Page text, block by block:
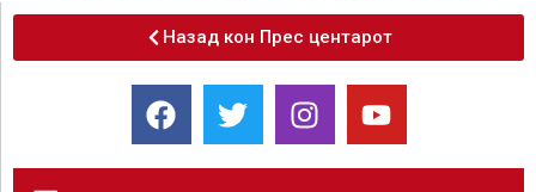
Назад кон Прес центарот